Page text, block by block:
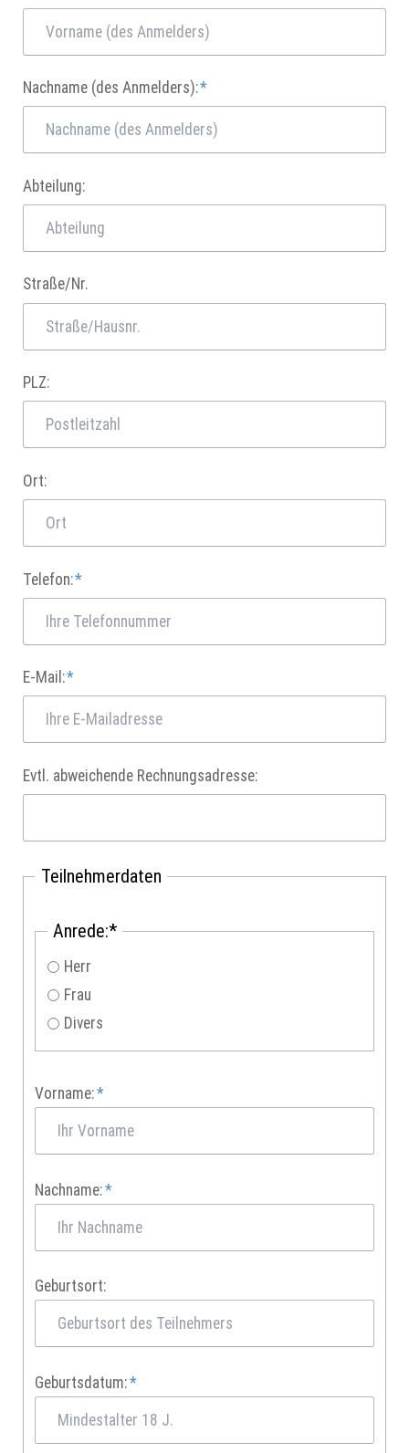
Pflichtfeld
Nachname (des Anmelders):*
Abteilung:
Straße/Nr.
PLZ:
Ort:
Pflichtfeld
Telefon:*
Pflichtfeld
E-Mail:*
Evtl. abweichende Rechnungsadresse:
Teilnehmerdaten
Pflichtfeld
Anrede:*
Herr
Frau
Divers
Pflichtfeld
Vorname:*
Pflichtfeld
Nachname:*
Geburtsort:
Pflichtfeld
Geburtsdatum:*